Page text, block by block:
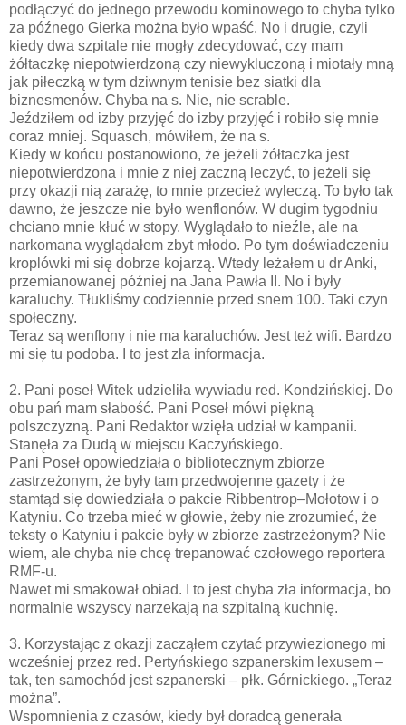
podłączyć do jednego przewodu kominowego to chyba tylko
za późnego Gierka można było wpaść. No i drugie, czyli
kiedy dwa szpitale nie mogły zdecydować, czy mam
żółtaczkę niepotwierdzoną czy niewykluczoną i miotały mną
jak piłeczką w tym dziwnym tenisie bez siatki dla
biznesmenów. Chyba na s. Nie, nie scrable.
Jeździłem od izby przyjęć do izby przyjęć i robiło się mnie
coraz mniej. Squasch, mówiłem, że na s.
Kiedy w końcu postanowiono, że jeżeli żółtaczka jest
niepotwierdzona i mnie z niej zaczną leczyć, to jeżeli się
przy okazji nią zarażę, to mnie przecież wyleczą. To było tak
dawno, że jeszcze nie było wenflonów. W dugim tygodniu
chciano mnie kłuć w stopy. Wyglądało to nieźle, ale na
narkomana wyglądałem zbyt młodo. Po tym doświadczeniu
kroplówki mi się dobrze kojarzą. Wtedy leżałem u dr Anki,
przemianowanej później na Jana Pawła II. No i były
karaluchy. Tłukliśmy codziennie przed snem 100. Taki czyn
społeczny.
Teraz są wenflony i nie ma karaluchów. Jest też wifi. Bardzo
mi się tu podoba. I to jest zła informacja.
2. Pani poseł Witek udzieliła wywiadu red. Kondzińskiej. Do
obu pań mam słabość. Pani Poseł mówi piękną
polszczyzną. Pani Redaktor wzięła udział w kampanii.
Stanęła za Dudą w miejscu Kaczyńskiego.
Pani Poseł opowiedziała o bibliotecznym zbiorze
zastrzeżonym, że były tam przedwojenne gazety i że
stamtąd się dowiedziała o pakcie Ribbentrop–Mołotow i o
Katyniu. Co trzeba mieć w głowie, żeby nie zrozumieć, że
teksty o Katyniu i pakcie były w zbiorze zastrzeżonym? Nie
wiem, ale chyba nie chcę trepanować czołowego reportera
RMF-u.
Nawet mi smakował obiad. I to jest chyba zła informacja, bo
normalnie wszyscy narzekają na szpitalną kuchnię.
3. Korzystając z okazji zacząłem czytać przywiezionego mi
wcześniej przez red. Pertyńskiego szpanerskim lexusem –
tak, ten samochód jest szpanerski – płk. Górnickiego. „Teraz
można”.
Wspomnienia z czasów, kiedy był doradcą generała